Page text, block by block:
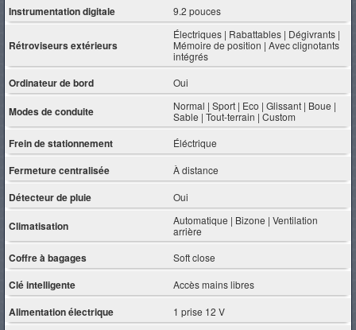
Instrumentation digitale 9.2 pouces
Rétroviseurs extérieurs
Électriques | Rabattables | Dégivrants |
Mémoire de position | Avec clignotants
intégrés
Ordinateur de bord Oui
Modes de conduite
Normal | Sport | Eco | Glissant | Boue |
Sable | Tout-terrain | Custom
Frein de stationnement Éléctrique
Fermeture centralisée À distance
Détecteur de pluie Oui
Climatisation
Automatique | Bizone | Ventilation
arrière
Coffre à bagages Soft close
Clé intelligente Accès mains libres
Alimentation électrique 1 prise 12 V